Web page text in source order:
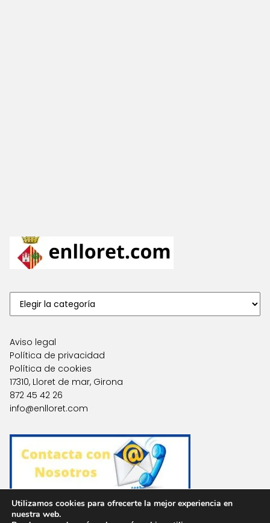
Aviso legal
Política de privacidad
Política de cookies
17310, Lloret de mar, Girona
872 45 42 26
info@enlloret.com
Utilizamos cookies para ofrecerte la mejor experiencia en
nuestra web.